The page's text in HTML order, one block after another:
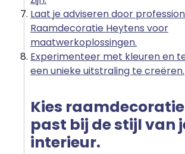
Laat je adviseren door
Raamdecoratie Heytens voor
maatwerkoplossingen.
Experimenteer met kleuren en
een unieke uitstraling te creëren.
Kies
past bij de stijl van
interieur.